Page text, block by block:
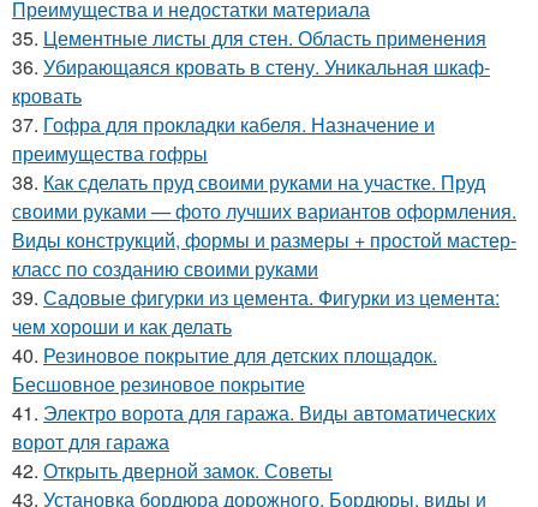
Преимущества и недостатки материала
35. Цементные листы для стен. Область применения
36. Убирающаяся кровать в стену. Уникальная шкаф-
кровать
37. Гофра для прокладки кабеля. Назначение и
преимущества гофры
38. Как сделать пруд своими руками на участке. Пруд
своими руками — фото лучших вариантов оформления.
Виды конструкций, формы и размеры + простой мастер-
класс по созданию своими руками
39. Садовые фигурки из цемента. Фигурки из цемента:
чем хороши и как делать
40. Резиновое покрытие для детских площадок.
Бесшовное резиновое покрытие
41. Электро ворота для гаража. Виды автоматических
ворот для гаража
42. Открыть дверной замок. Советы
43. Установка бордюра дорожного. Бордюры, виды и